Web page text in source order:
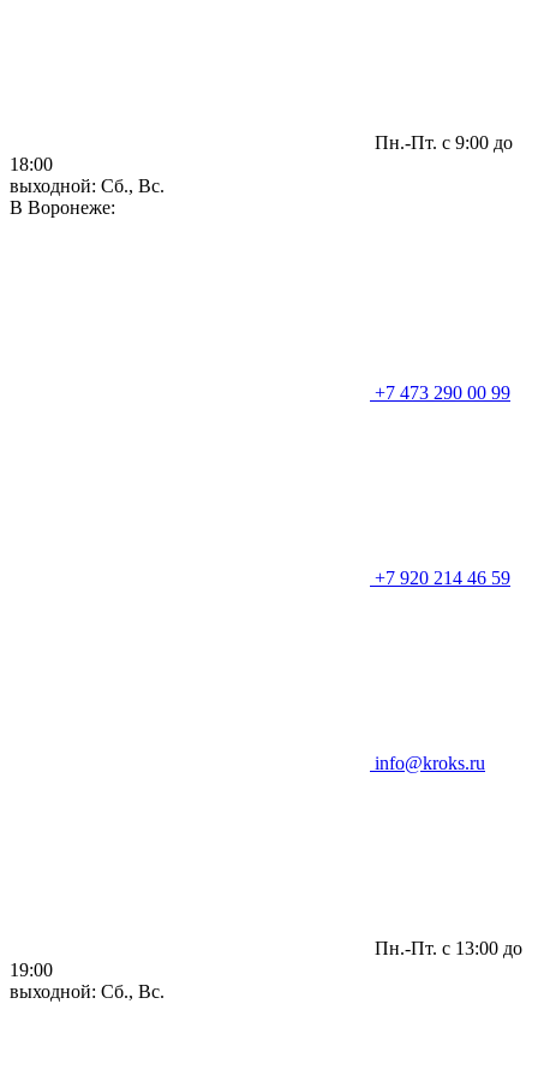
Пн.-Пт. с 9:00 до
18:00
выходной: Сб., Вс.
В Воронеже:
+7 473 290 00 99
+7 920 214 46 59
info@kroks.ru
Пн.-Пт. с 13:00 до
19:00
выходной: Сб., Вс.